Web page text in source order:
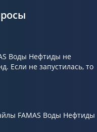
Воды Нефтиды не
Если не запустилась, то
FAMAS Воды Нефтиды